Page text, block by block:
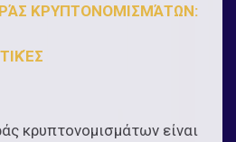
ΚΡΥΠΤΟΝΟΜΙΣΜΆΤΩΝ:
κρυπτονομισμάτων είναι